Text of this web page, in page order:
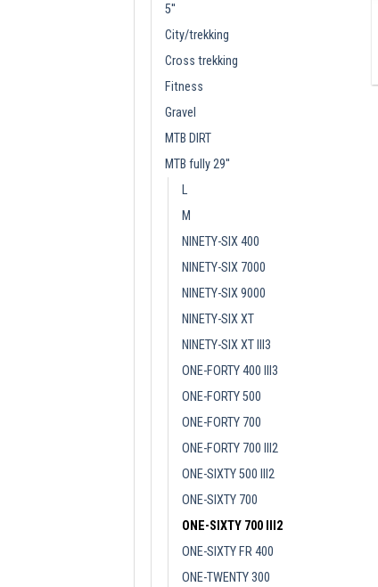
5''
City/trekking
Cross trekking
Fitness
Gravel
MTB DIRT
MTB fully 29''
L
M
NINETY-SIX 400
NINETY-SIX 7000
NINETY-SIX 9000
NINETY-SIX XT
NINETY-SIX XT III3
ONE-FORTY 400 III3
ONE-FORTY 500
ONE-FORTY 700
ONE-FORTY 700 III2
ONE-SIXTY 500 III2
ONE-SIXTY 700
ONE-SIXTY 700 III2
ONE-SIXTY FR 400
ONE-TWENTY 300